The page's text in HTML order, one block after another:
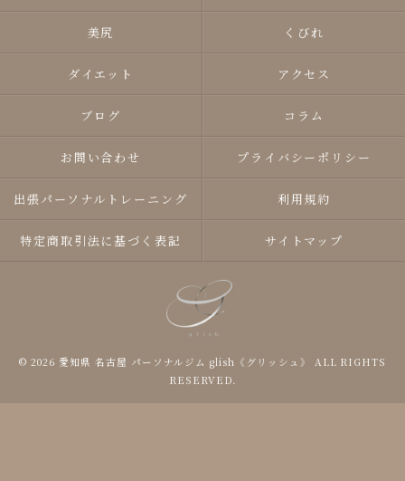
美尻 くびれ
ダイエット アクセス
ブログ コラム
お問い合わせ プライバシーポリシー
出張パーソナルトレーニング 利用規約
特定商取引法に基づく表記 サイトマップ
© 2026 愛知県 名古屋 パーソナルジム glish《グリッシュ》 ALL RIGHTS
RESERVED.